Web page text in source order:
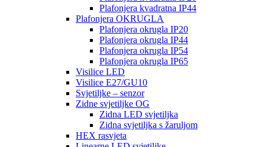
Plafonjera kvadratna IP44
Plafonjera OKRUGLA
Plafonjera okrugla IP20
Plafonjera okrugla IP44
Plafonjera okrugla IP54
Plafonjera okrugla IP65
Visilice LED
Visilice E27/GU10
Svjetiljke – senzor
Zidne svjetiljke OG
Zidna LED svjetiljka
Zidna svjetiljka s žaruljom
HEX rasvjeta